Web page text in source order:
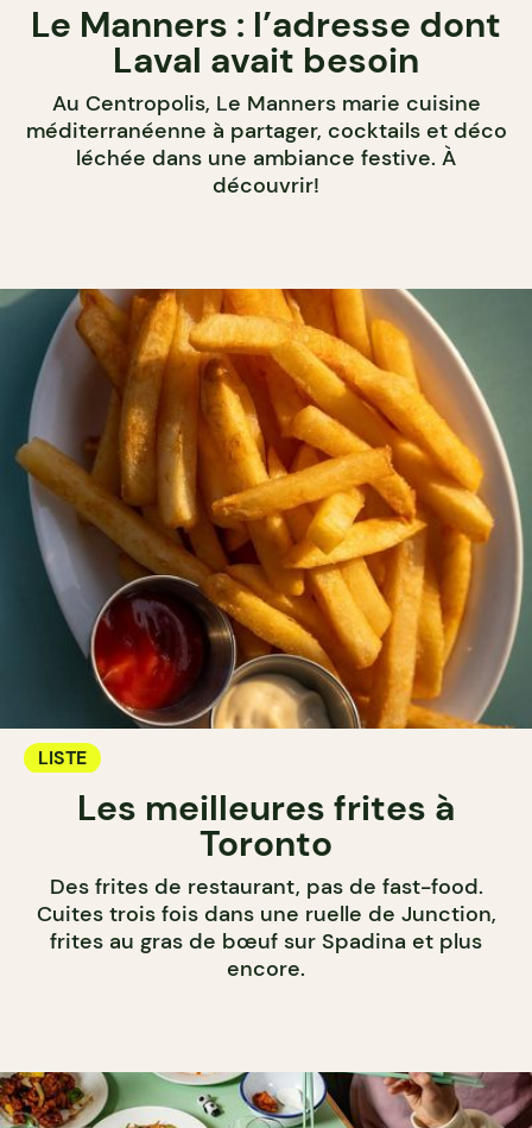
Le Manners : l’adresse dont
Laval avait besoin
Au Centropolis, Le Manners marie cuisine
méditerranéenne à partager, cocktails et déco
léchée dans une ambiance festive. À
découvrir!
LISTE
Les meilleures frites à
Toronto
Des frites de restaurant, pas de fast-food.
Cuites trois fois dans une ruelle de Junction,
frites au gras de bœuf sur Spadina et plus
encore.